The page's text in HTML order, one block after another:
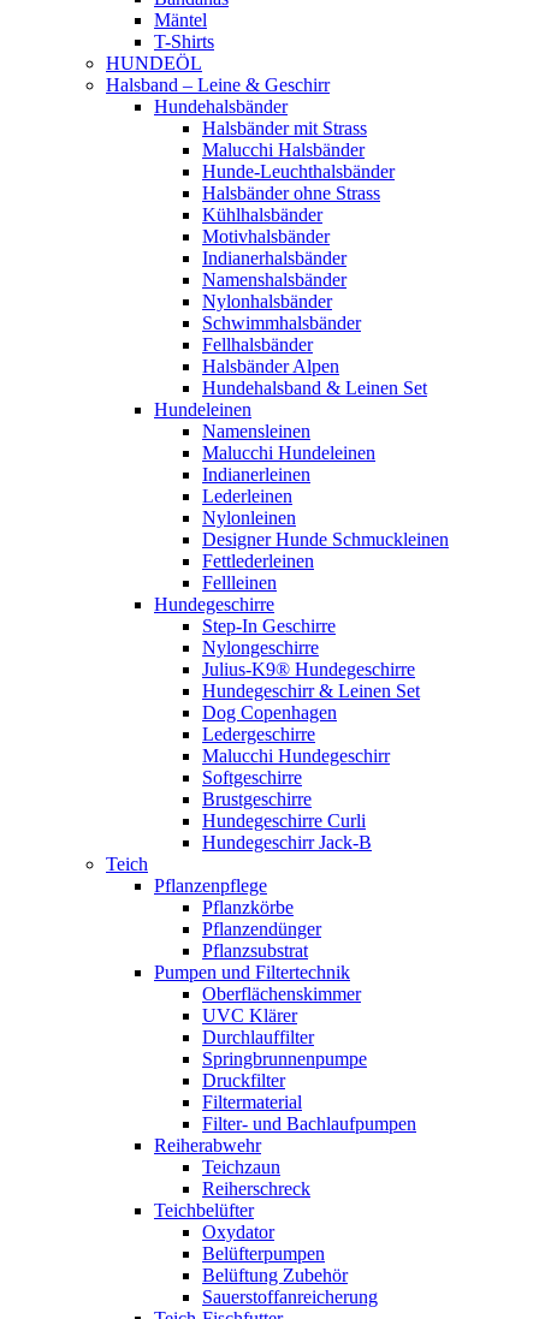
Mäntel
T-Shirts
HUNDEÖL
Halsband – Leine & Geschirr
Hundehalsbänder
Halsbänder mit Strass
Malucchi Halsbänder
Hunde-Leuchthalsbänder
Halsbänder ohne Strass
Kühlhalsbänder
Motivhalsbänder
Indianerhalsbänder
Namenshalsbänder
Nylonhalsbänder
Schwimmhalsbänder
Fellhalsbänder
Halsbänder Alpen
Hundehalsband & Leinen Set
Hundeleinen
Namensleinen
Malucchi Hundeleinen
Indianerleinen
Lederleinen
Nylonleinen
Designer Hunde Schmuckleinen
Fettlederleinen
Fellleinen
Hundegeschirre
Step-In Geschirre
Nylongeschirre
Julius-K9® Hundegeschirre
Hundegeschirr & Leinen Set
Dog Copenhagen
Ledergeschirre
Malucchi Hundegeschirr
Softgeschirre
Brustgeschirre
Hundegeschirre Curli
Hundegeschirr Jack-B
Teich
Pflanzenpflege
Pflanzkörbe
Pflanzendünger
Pflanzsubstrat
Pumpen und Filtertechnik
Oberflächenskimmer
UVC Klärer
Durchlauffilter
Springbrunnenpumpe
Druckfilter
Filtermaterial
Filter- und Bachlaufpumpen
Reiherabwehr
Teichzaun
Reiherschreck
Teichbelüfter
Oxydator
Belüfterpumpen
Belüftung Zubehör
Sauerstoffanreicherung